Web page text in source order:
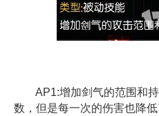
AP1:增加剑气的范围和持
数，但是每一次的伤害也降